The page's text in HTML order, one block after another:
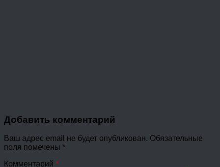
Добавить комментарий
Ваш адрес email не будет опубликован. Обязательные
поля помечены *
Комментарий *